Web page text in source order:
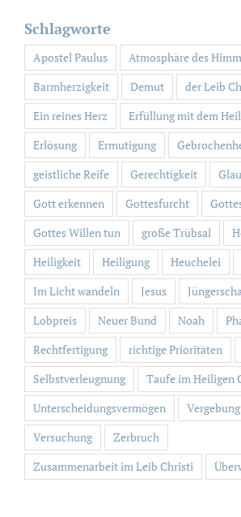
Schlagworte
Apostel Paulus
Atmosphäre des
Barmherzigkeit
Demut
der Leib
Ein reines Herz
Erfüllung mit dem
Erlösung
Ermutigung
geistliche Reife
Gerechtigkeit
Gott erkennen
Gottesfurcht
Gottes Willen tun
große Trübsal
Heiligkeit
Heiligung Heuchelei
Im Licht wandeln
Jesus
Lobpreis
Neuer Bund Noah
Rechtfertigung
richtige Prioritäten
Selbstverleugnung
Taufe im Heiligen
Unterscheidungsvermögen
Vergebung
Versuchung
Zerbruch
Zusammenarbeit im Leib Christi